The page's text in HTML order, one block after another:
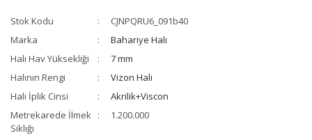
Stok Kodu
CJNPQRU6_091b40
Marka
Bahariye Halı
Halı Hav Yüksekliği
7 mm
Halının Rengi
Vizon Halı
Halı İplik Cinsi
Akrilik+Viscon
Metrekarede İlmek
Sıklığı
1.200.000